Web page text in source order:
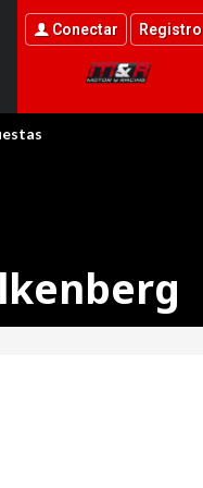
Conectar Registro